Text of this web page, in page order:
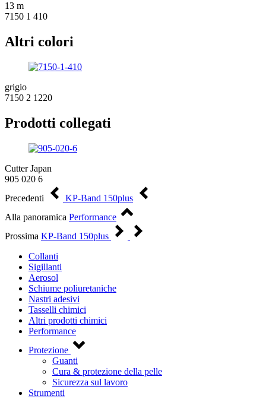
13 m
7150 1 410
Altri colori
grigio
7150 2 1220
Prodotti collegati
Cutter Japan
905 020 6
Precedenti
KP-Band 150plus
Alla panoramica Performance
Prossima KP-Band 150plus
Collanti
Sigillanti
Aerosol
Schiume poliuretaniche
Nastri adesivi
Tasselli chimici
Altri prodotti chimici
Performance
Protezione
Guanti
Cura & protezione della pelle
Sicurezza sul lavoro
Strumenti